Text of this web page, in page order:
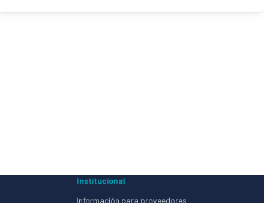
Institucional
Información para proveedores